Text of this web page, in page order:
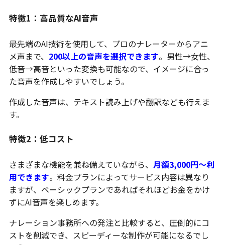
特徴1：高品質なAI音声
最先端のAI技術を使用して、プロのナレーターからアニ
メ声まで、 200以上の音声を選択できます。男性→女性、
低音→高音といった変換も可能なので、イメージに合っ
た音声を作成しやすいでしょう。
作成した音声は、テキスト読み上げや翻訳なども行えま
す。
特徴2：低コスト
さまざまな機能を兼ね備えていながら、 月額3,000円～利
用できます。料金プランによってサービス内容は異なり
ますが、ベーシックプランであればそれほどお金をかけ
ずにAI音声を楽しめます。
ナレーション事務所への発注と比較すると、圧倒的にコ
ストを削減でき、スピーディーな制作が可能になるでし